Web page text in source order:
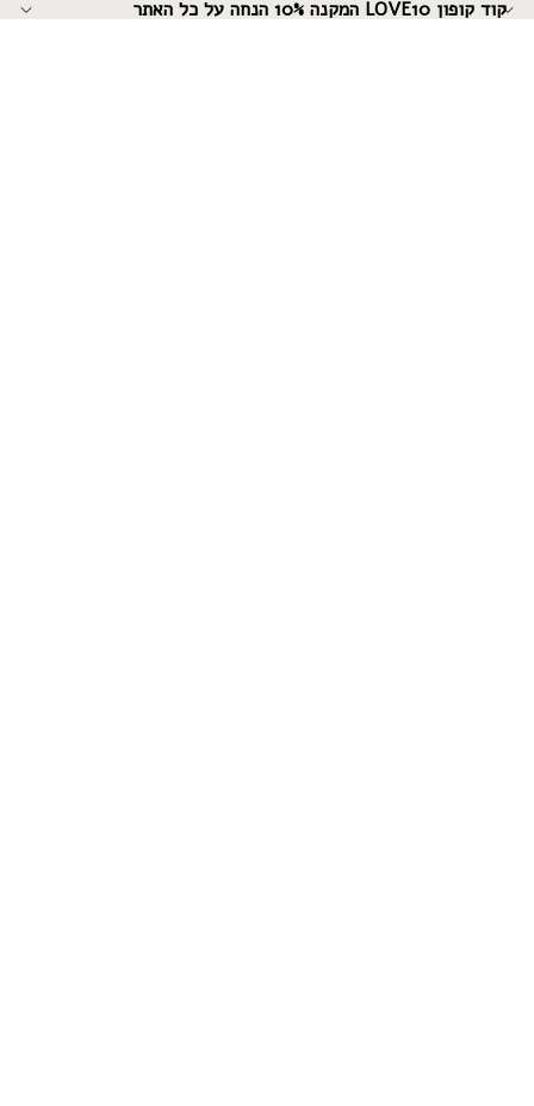
קוד קופון LOVE10 המקנה 10% הנחה על כל האתר